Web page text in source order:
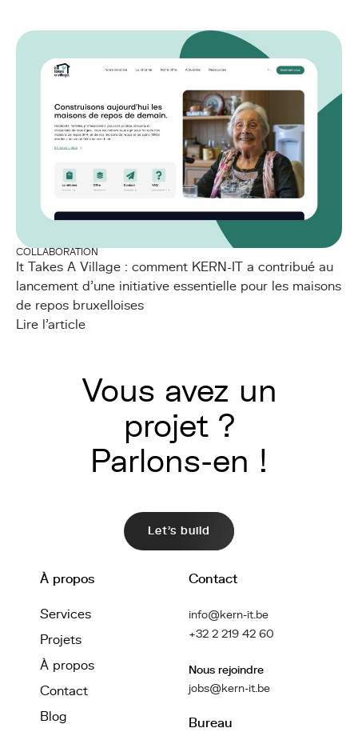
COLLABORATION
It Takes A Village : comment KERN-IT a contribué au
lancement d’une initiative essentielle pour les maisons
de repos bruxelloises
Lire l'article
Vous avez un
projet ?
Parlons-en !
Let's build
À propos
Services
Projets
À propos
Contact
Blog
Contact
info@kern-it.be
+32 2 219 42 60
Nous rejoindre
jobs@kern-it.be
Bureau